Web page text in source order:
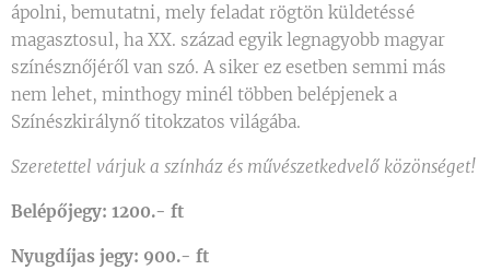
ápolni, bemutatni, mely feladat rögtön küldetéssé
magasztosul, ha XX. század egyik legnagyobb magyar
színésznőjéről van szó. A siker ez esetben semmi más
nem lehet, minthogy minél többen belépjenek a
Színészkirálynő titokzatos világába.
Szeretettel várjuk a színház és művészetkedvelő közönséget!
Belépőjegy: 1200.- ft
Nyugdíjas jegy: 900.- ft